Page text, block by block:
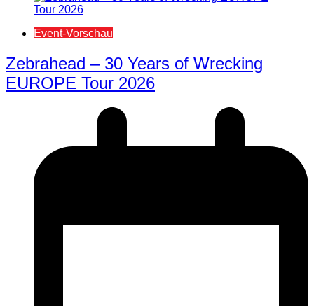
Event-Vorschau
Zebrahead – 30 Years of Wrecking
EUROPE Tour 2026